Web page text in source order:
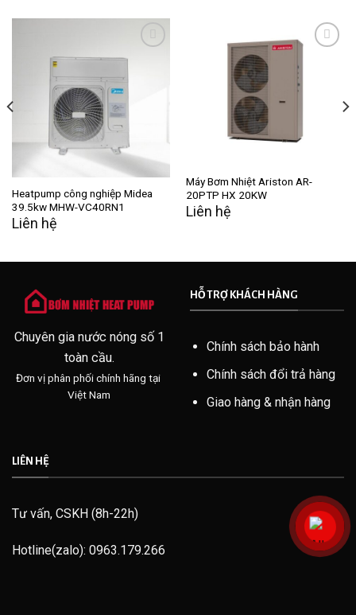
Heatpump công nghiệp Midea
39.5kw MHW-VC40RN1
Liên hệ
Máy Bơm Nhiệt Ariston AR-
20PTP HX 20KW
Liên hệ
Chuyên gia nước nóng số 1
toàn cầu.
Đơn vị phân phối chính hãng tại
Việt Nam
HỖ TRỢ KHÁCH HÀNG
Chính sách bảo hành
Chính sách đổi trả hàng
Giao hàng & nhận hàng
LIÊN HỆ
Tư vấn, CSKH (8h-22h)
Hotline(zalo): 0963.179.266